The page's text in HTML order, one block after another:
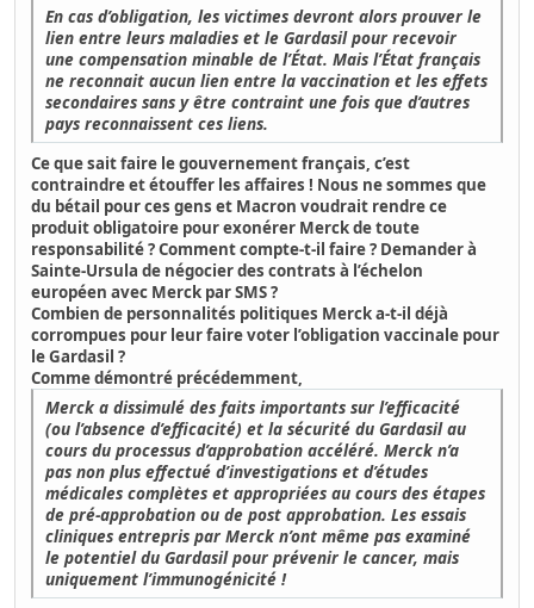
En cas d’obligation, les victimes devront alors prouver le
lien entre leurs maladies et le Gardasil pour recevoir
une compensation minable de l’État. Mais l’État français
ne reconnait aucun lien entre la vaccination et les effets
secondaires sans y être contraint une fois que d’autres
pays reconnaissent ces liens.
Ce que sait faire le gouvernement français, c’est
contraindre et étouffer les affaires ! Nous ne sommes que
du bétail pour ces gens et Macron voudrait rendre ce
produit obligatoire pour exonérer Merck de toute
responsabilité ? Comment compte-t-il faire ? Demander à
Sainte-Ursula de négocier des contrats à l’échelon
européen avec Merck par SMS ?
Combien de personnalités politiques Merck a-t-il déjà
corrompues pour leur faire voter l’obligation vaccinale pour
le Gardasil ?
Comme démontré précédemment,
Merck a dissimulé des faits importants sur l’efficacité
(ou l’absence d’efficacité) et la sécurité du Gardasil au
cours du processus d’approbation accéléré. Merck n’a
pas non plus effectué d’investigations et d’études
médicales complètes et appropriées au cours des étapes
de pré-approbation ou de post approbation. Les essais
cliniques entrepris par Merck n’ont même pas examiné
le potentiel du Gardasil pour prévenir le cancer, mais
uniquement l’immunogénicité !